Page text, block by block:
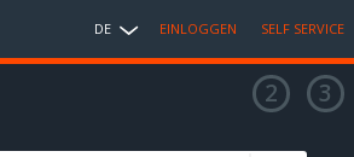
DE EINLOGGEN SELF SERVICE